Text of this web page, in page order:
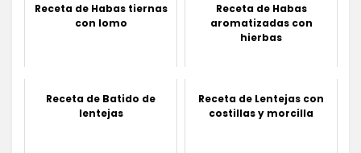
Receta de Habas tiernas
con lomo
Receta de Habas
aromatizadas con
hierbas
Receta de Batido de
lentejas
Receta de Lentejas con
costillas y morcilla